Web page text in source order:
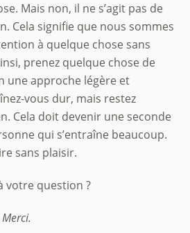
Mais non, il ne s’agit pas de
Cela signifie que nous sommes
à quelque chose sans
prenez quelque chose de
une approche légère et
vous dur, mais restez
Cela doit devenir une seconde
qui s’entraîne beaucoup.
sans plaisir.
votre question ?